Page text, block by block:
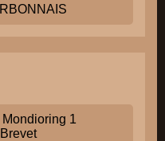
Mondioring 1